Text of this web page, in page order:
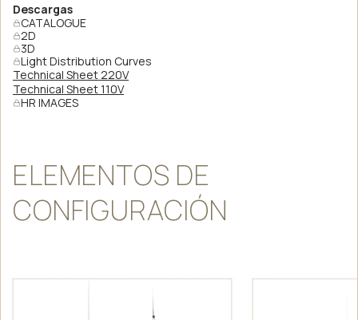
Descargas
CATALOGUE
2D
3D
Light Distribution Curves
Technical Sheet 220V
Technical Sheet 110V
HR IMAGES
ELEMENTOS DE
CONFIGURACIÓN